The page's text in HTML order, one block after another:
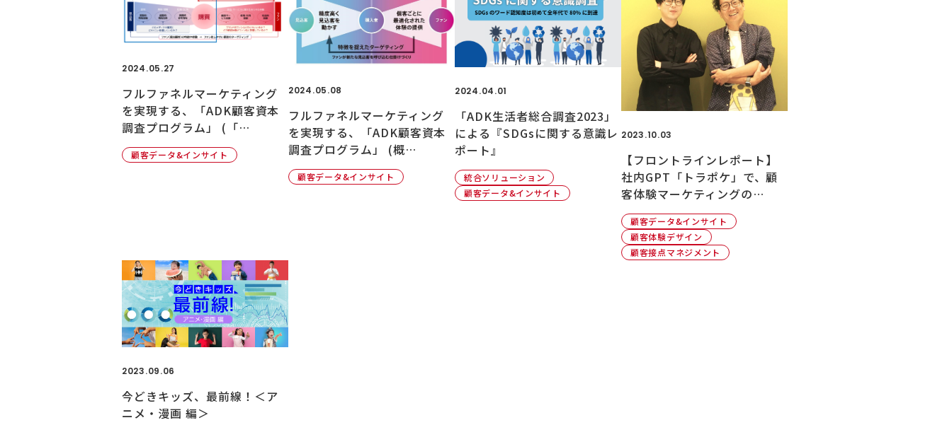
2024.05.27
フルファネルマーケティング
を実現する、「ADK顧客資本
調査プログラム」 (「…
顧客データ&インサイト
2024.05.08
フルファネルマーケティング
を実現する、「ADK顧客資本
調査プログラム」 (概…
顧客データ&インサイト
2024.04.01
「ADK生活者総合調査2023」
による『SDGsに関する意識レ
ポート』
統合ソリューション
顧客データ&インサイト
2023.10.03
【フロントラインレポート】
社内GPT「トラポケ」で、顧
客体験マーケティングの…
顧客データ&インサイト
顧客体験デザイン
顧客接点マネジメント
2023.09.06
今どきキッズ、最前線！＜ア
ニメ・漫画 編＞